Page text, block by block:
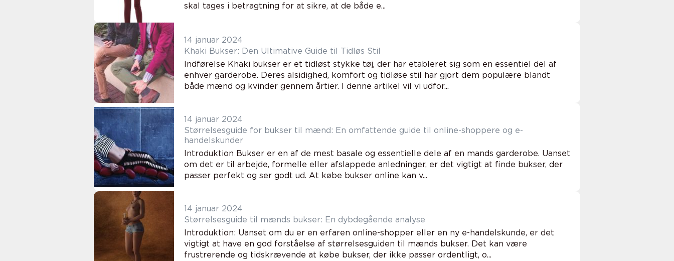
skal tages i betragtning for at sikre, at de både e...
14 januar 2024
Khaki Bukser: Den Ultimative Guide til Tidløs Stil
Indførelse Khaki bukser er et tidløst stykke tøj, der har etableret sig som en essentiel del af
enhver garderobe. Deres alsidighed, komfort og tidløse stil har gjort dem populære blandt
både mænd og kvinder gennem årtier. I denne artikel vil vi udfor...
14 januar 2024
Størrelsesguide for bukser til mænd: En omfattende guide til online-shoppere og e-
handelskunder
Introduktion Bukser er en af de mest basale og essentielle dele af en mands garderobe. Uanset
om det er til arbejde, formelle eller afslappede anledninger, er det vigtigt at finde bukser, der
passer perfekt og ser godt ud. At købe bukser online kan v...
14 januar 2024
Størrelsesguide til mænds bukser: En dybdegående analyse
Introduktion: Uanset om du er en erfaren online-shopper eller en ny e-handelskunde, er det
vigtigt at have en god forståelse af størrelsesguiden til mænds bukser. Det kan være
frustrerende og tidskrævende at købe bukser, der ikke passer ordentligt, o...